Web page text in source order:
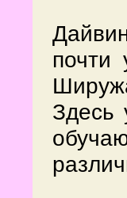
Здесь